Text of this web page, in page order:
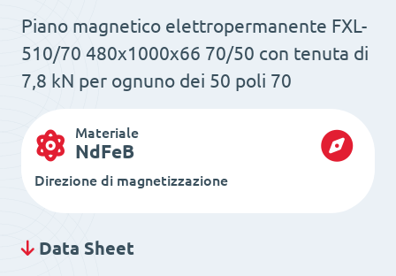
Piano magnetico elettropermanente FXL-
510/70 480x1000x66 70/50 con tenuta di
7,8 kN per ognuno dei 50 poli 70
Materiale
NdFeB
Direzione di magnetizzazione
Data Sheet